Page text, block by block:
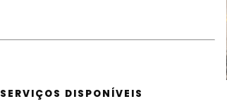
SERVIÇOS DISPONÍVEIS